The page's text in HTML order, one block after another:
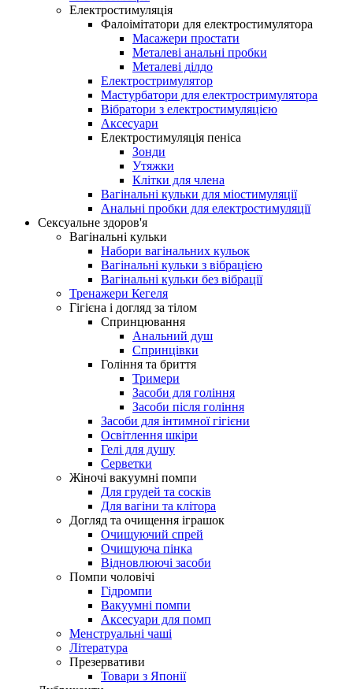
Електростимуляція
Фалоімітатори для електростимулятора
Масажери простати
Металеві анальні пробки
Металеві ділдо
Електростримулятор
Мастурбатори для електростримулятора
Вібратори з електростимуляцією
Аксесуари
Електростимуляція пеніса
Зонди
Утяжки
Клітки для члена
Вагінальні кульки для міостимуляції
Анальні пробки для електростимуляції
Сексуальне здоров'я
Вагінальні кульки
Набори вагінальних кульок
Вагінальні кульки з вібрацією
Вагінальні кульки без вібрації
Тренажери Кегеля
Гігієна і догляд за тілом
Спринцювання
Анальний душ
Спринцівки
Гоління та бриття
Тримери
Засоби для гоління
Засоби після гоління
Засоби для інтимної гігієни
Освітлення шкіри
Гелі для душу
Серветки
Жіночі вакуумні помпи
Для грудей та сосків
Для вагіни та клітора
Догляд та очищення іграшок
Очищуючий спрей
Очищуюча пінка
Відновлюючі засоби
Помпи чоловічі
Гідромпи
Вакуумні помпи
Аксесуари для помп
Менструальні чаші
Література
Презервативи
Товари з Японії